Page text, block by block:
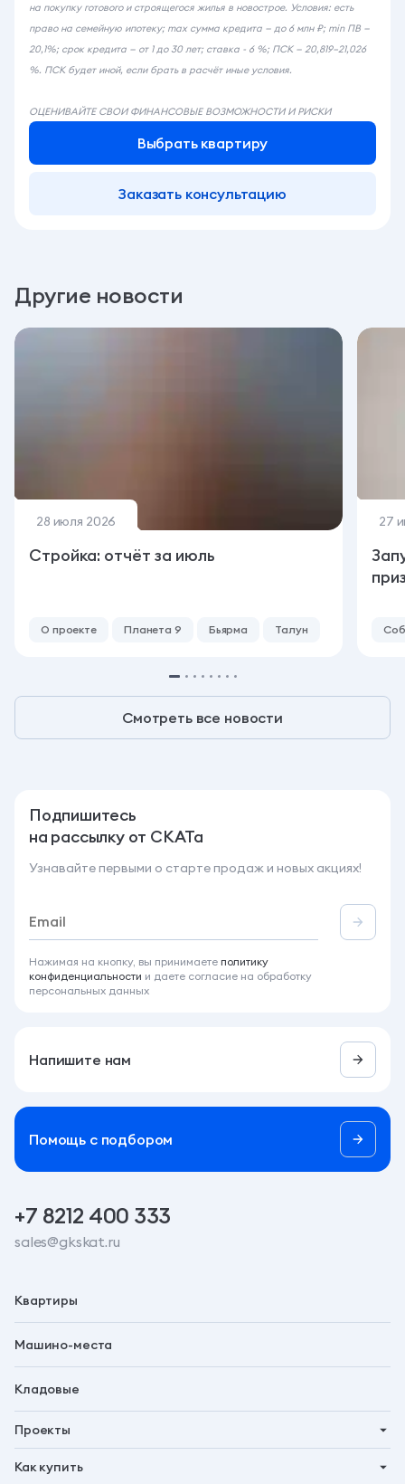
на покупку готового и строящегося жилья в новострое. Условия: есть
право на семейную ипотеку; max сумма кредита — до 6 млн ₽; min ПВ —
20,1%; срок кредита — от 1 до 30 лет; ставка - 6 %; ПСК — 20,819–21,026
%. ПСК будет иной, если брать в расчёт иные условия.
ОЦЕНИВАЙТЕ СВОИ ФИНАНСОВЫЕ ВОЗМОЖНОСТИ И РИСКИ
Выбрать квартиру
Заказать консультацию
Другие новости
28 июля 2026
Стройка: отчёт за июль
О проекте Планета 9 Бьярма Талун
27
Смотреть все новости
Подпишитесь
на рассылку от СКАТа
Узнавайте первыми о старте продаж и новых акциях!
Нажимая на кнопку, вы принимаете политику
конфиденциальности и даете согласие на обработку
персональных данных
Напишите нам
Помощь c подбором
+7 8212 400 333
sales@gkskat.ru
Квартиры
Машино-места
Кладовые
Проекты
Как купить